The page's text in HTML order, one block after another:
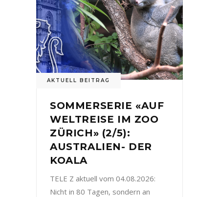
AKTUELL BEITRAG
SOMMERSERIE «AUF
WELTREISE IM ZOO
ZÜRICH» (2/5):
AUSTRALIEN- DER
KOALA
TELE Z aktuell vom 04.08.2026:
Nicht in 80 Tagen, sondern an